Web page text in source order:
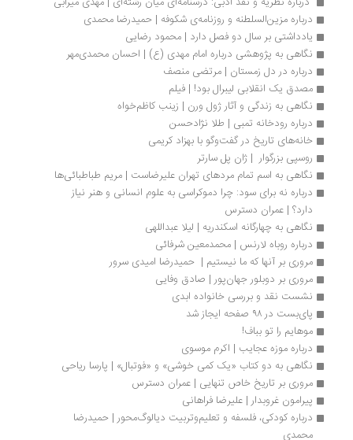
درباره مزین‌السلطنه و روزنامه‌ی شکوفه | حمیدرضا محمدی
یادداشتی بر سال دو فصل دارد | محمود رضایی
نگاهی به پژوهشی درباره امام مهدی (ع) | احسان محمدی‌مهر
درباره در دل زمستان | مرتضی منصف
مصدق یک انقلابی لیبرال بود! | فیلم
نگاهی به زندگی و آثار ژول ورن | زینب کاظم‌خواه
درباره رودخانه تمبی | طلا نژادحسن
خانه‌های تاریخ در گفت‌وگو با بهزاد کریمی
روسپی بزرگوار  | ژان پل سارتر
نگاهی به اسم تمام مردهای تهران علیرضاست | مریم طباطبائی‌ها
درباره نه برای سود: چرا دموکراسی به علوم انسانی و هنر نیاز
دارد؟ | عمران دسترس
نگاهی به چهارگانه اسکندریه | لیلا عبداللهی
درباره روباه لارنس | محمدمعین شرفائی
مروری بر آنها که ما نیستیم |  حمیدرضا امیدی سرور
مروری بر دوبلور جهان‌پور | صادق وفایی
نشست نقد و بررسی خانواده ابدی
پای‌بست در ۹۸ صفحه ایجاز شد
موهایم را تو بباف!
درباره موزه عجایب | اکرم موسوی
نگاهی به دو کتاب «یک ‌کمی خوشی» و «فوتبال» | پارسا ریاحی
مروری بر تاریخ خاص تنهایی | عمران دسترس
پیرامون غروبدار | علیرضا فراهانی
درباره کودکی، فلسفه و تعلیم‌وتربیت دیالوگ‌محور | حمیدرضا